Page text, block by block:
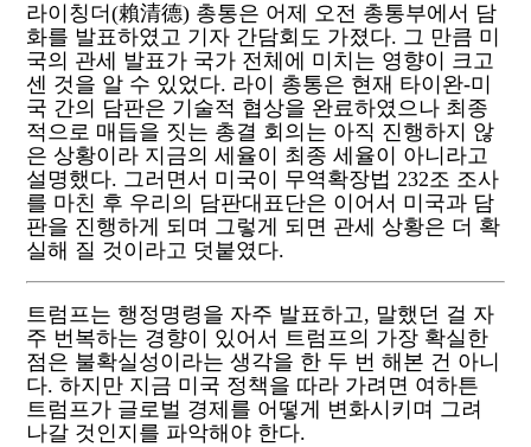
라이칭더(賴清德) 총통은 어제 오전 총통부에서 담
화를 발표하였고 기자 간담회도 가졌다. 그 만큼 미
국의 관세 발표가 국가 전체에 미치는 영향이 크고
센 것을 알 수 있었다. 라이 총통은 현재 타이완-미
국 간의 담판은 기술적 협상을 완료하였으나 최종
적으로 매듭을 짓는 총결 회의는 아직 진행하지 않
은 상황이라 지금의 세율이 최종 세율이 아니라고
설명했다. 그러면서 미국이 무역확장법 232조 조사
를 마친 후 우리의 담판대표단은 이어서 미국과 담
판을 진행하게 되며 그렇게 되면 관세 상황은 더 확
실해 질 것이라고 덧붙였다.
트럼프는 행정명령을 자주 발표하고, 말했던 걸 자
주 번복하는 경향이 있어서 트럼프의 가장 확실한
점은 불확실성이라는 생각을 한 두 번 해본 건 아니
다.하지만 지금 미국 정책을 따라 가려면 여하튼
트럼프가 글로벌 경제를 어떻게 변화시키며 그려
나갈 것인지를 파악해야 한다.